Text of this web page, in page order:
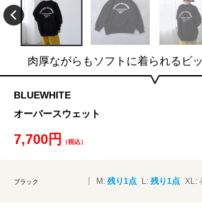
肉厚ながらもソフトに着られるビ
BLUEWHITE
オーバースウェット
7,700円 （税込）
ブラック M: 残り1点 L: 残り1点 XL: